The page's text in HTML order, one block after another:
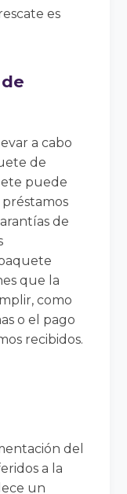
es
a cabo
de
puede
de
que la
como
o el pago
recibidos.
del
a la
un